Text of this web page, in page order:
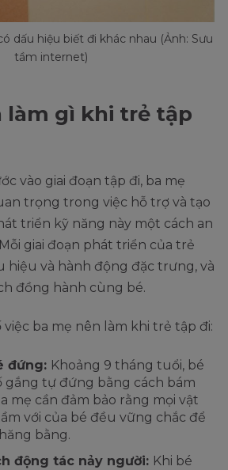
dấu hiệu biết đi khác nhau (Ảnh: Sưu
tầm internet)
làm gì khi trẻ tập
vào giai đoạn tập đi, ba mẹ
trọng trong việc hỗ trợ và tạo
triển kỹ năng này một cách an
giai đoạn phát triển của trẻ
hiệu và hành động đặc trưng, và
đồng hành cùng bé.
việc ba mẹ nên làm khi trẻ tập đi:
đứng: Khoảng 9 tháng tuổi, bé
gắng tự đứng bằng cách bám
mẹ cần đảm bảo rằng mọi vật
với của bé đều vững chắc để
bằng.
động tác nảy người: Khi bé